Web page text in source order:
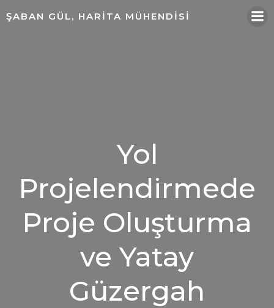
ŞABAN GÜL, HARITA MÜHENDISI
Yol
Projelendirmede
Proje Oluşturma
ve Yatay
Güzergah